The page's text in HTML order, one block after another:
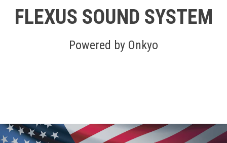
FLEXUS SOUND SYSTEM
Powered by Onkyo